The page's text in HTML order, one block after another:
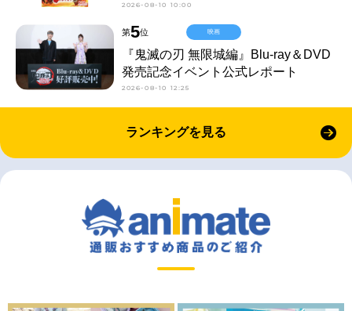
2026-08-10 10:00
第5位
『鬼滅の刃 無限城編』Blu-ray＆DVD
発売記念イベント公式レポート
2026-08-10 12:25
映画
ランキングを見る